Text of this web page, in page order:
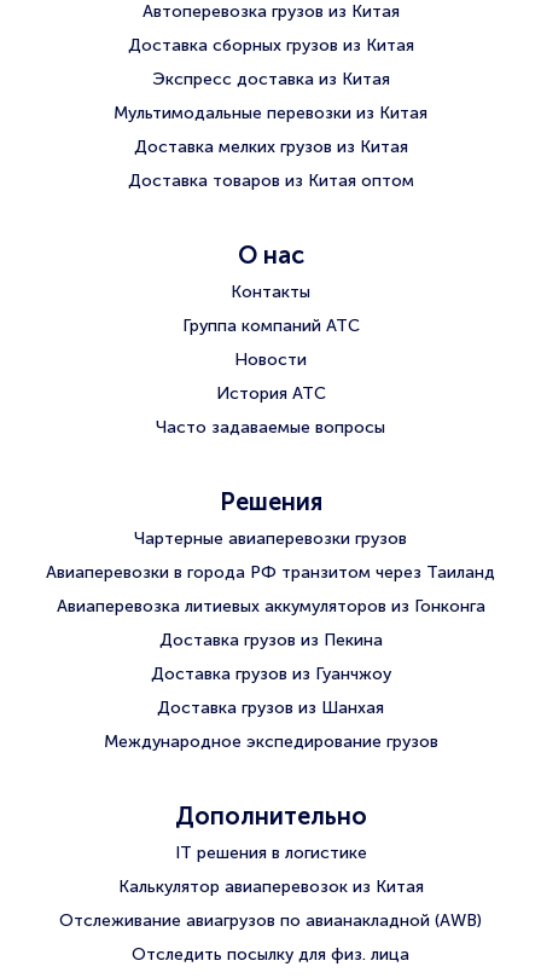
Автоперевозка грузов из Китая
Доставка сборных грузов из Китая
Экспресс доставка из Китая
Мультимодальные перевозки из Китая
Доставка мелких грузов из Китая
Доставка товаров из Китая оптом
О нас
Контакты
Группа компаний АТС
Новости
История АТС
Часто задаваемые вопросы
Решения
Чартерные авиаперевозки грузов
Авиаперевозки в города РФ транзитом через Таиланд
Авиаперевозка литиевых аккумуляторов из Гонконга
Доставка грузов из Пекина
Доставка грузов из Гуанчжоу
Доставка грузов из Шанхая
Международное экспедирование грузов
Дополнительно
IT решения в логистике
Калькулятор авиаперевозок из Китая
Отслеживание авиагрузов по авианакладной (AWB)
Отследить посылку для физ. лица